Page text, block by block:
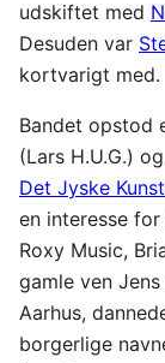
udskiftet med
Desuden var
kortvarigt med.
Bandet opstod
(Lars H.U.G.)
Det Jyske
en interesse
Roxy Music,
gamle ven
Aarhus,
borgerlige